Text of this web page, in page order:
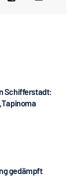
Schifferstadt:
gedämpft